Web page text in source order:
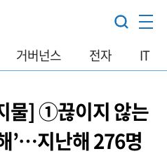
거버넌스 전자 IT
물] ①끊이지 않는
’…지난해 276명